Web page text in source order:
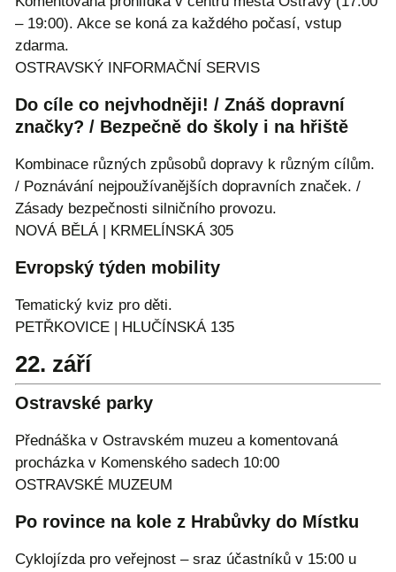
– 19:00). Akce se koná za každého počasí, vstup
zdarma.
OSTRAVSKÝ INFORMAČNÍ SERVIS
Do cíle co nejvhodněji! / Znáš dopravní
značky? / Bezpečně do školy i na hřiště
Kombinace různých způsobů dopravy k různým cílům.
/ Poznávání nejpoužívanějších dopravních značek. /
Zásady bezpečnosti silničního provozu.
NOVÁ BĚLÁ | KRMELÍNSKÁ 305
Evropský týden mobility
Tematický kviz pro děti.
PETŘKOVICE | HLUČÍNSKÁ 135
22. září
Ostravské parky
Přednáška v Ostravském muzeu a komentovaná
procházka v Komenského sadech 10:00
OSTRAVSKÉ MUZEUM
Po rovince na kole z Hrabůvky do Místku
Cyklojízda pro veřejnost – sraz účastníků v 15:00 u